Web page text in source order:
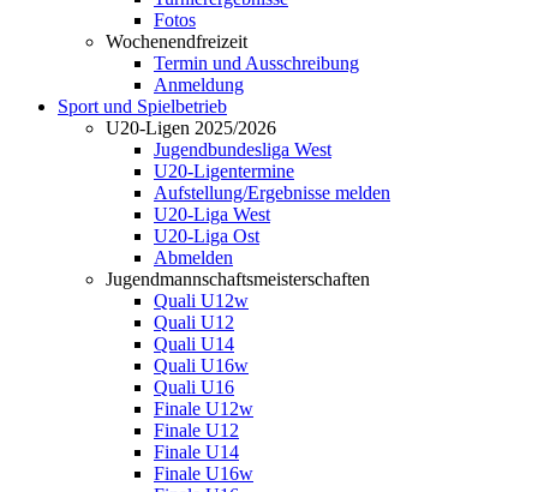
Fotos
Wochenendfreizeit
Termin und Ausschreibung
Anmeldung
Sport und Spielbetrieb
U20-Ligen 2025/2026
Jugendbundesliga West
U20-Ligentermine
Aufstellung/Ergebnisse melden
U20-Liga West
U20-Liga Ost
Abmelden
Jugendmannschaftsmeisterschaften
Quali U12w
Quali U12
Quali U14
Quali U16w
Quali U16
Finale U12w
Finale U12
Finale U14
Finale U16w